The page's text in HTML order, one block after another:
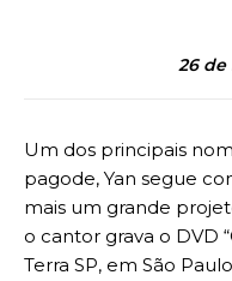
26 de
Um dos principais
pagode, Yan segue
mais um grande
o cantor grava o DVD
Terra SP, em São